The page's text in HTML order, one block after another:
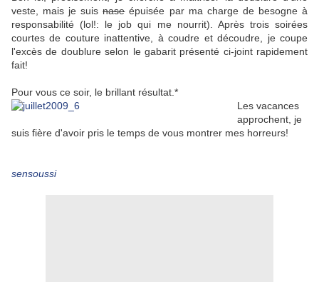
veste, mais je suisnaseépuisée par ma charge de besogne à
responsabilité (lol!: le job qui me nourrit). Après trois soirées
courtes de couture inattentive, à coudre et découdre, je coupe
l'excès de doublure selon le gabarit présenté ci-joint rapidement
fait!
Pour vous ce soir, le brillant résultat.*
Les vacances
approchent, je
suis fière d'avoir pris le temps de vous montrer mes horreurs!
sensoussi